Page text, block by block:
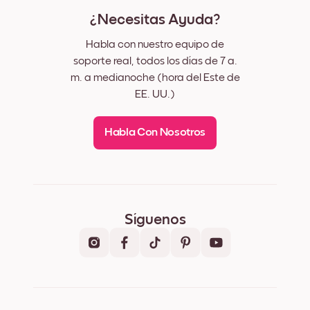
¿Necesitas Ayuda?
Habla con nuestro equipo de
soporte real, todos los días de 7 a.
m. a medianoche (hora del Este de
EE. UU.)
Habla Con Nosotros
Síguenos